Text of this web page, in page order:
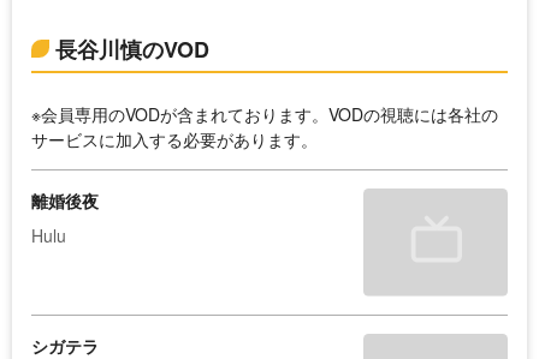
長谷川慎のVOD
※会員専用のVODが含まれております。VODの視聴には各社の
サービスに加入する必要があります。
離婚後夜
Hulu
シガテラ